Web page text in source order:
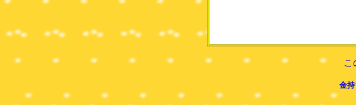
こ
金